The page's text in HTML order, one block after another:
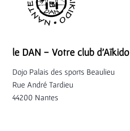
le DAN - Votre club d'Aïkido
Dojo Palais des sports Beaulieu
Rue André Tardieu
44200 Nantes